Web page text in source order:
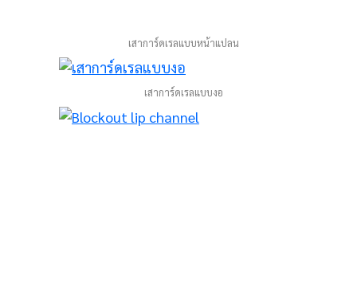
เสาการ์ดเรลแบบหน้าแปลน
เสาการ์ดเรลแบบงอ